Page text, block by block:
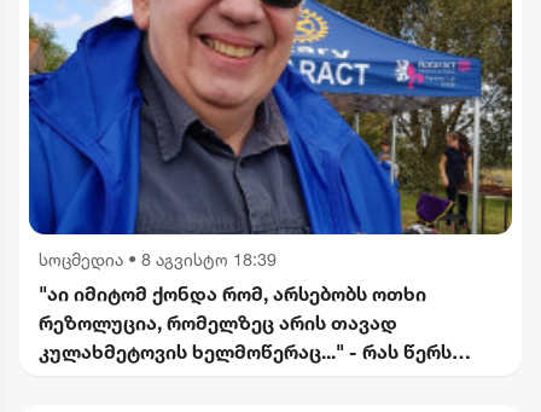
სოცმედია • 8 აგვისტო 18:39
"აი იმიტომ ქონდა რომ, არსებობს ოთხი
რეზოლუცია, რომელზეც არის თავად
კულახმეტოვის ხელმოწერაც..." - რას წერს